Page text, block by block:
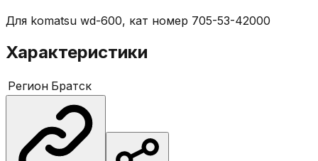
Для komatsu wd-600, кат номер 705-53-42000
Характеристики
Регион Братск